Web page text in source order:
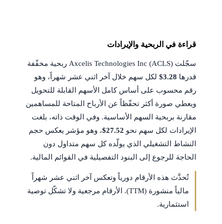
قراءة في الربحية والإيرادات
سجّلت Axcelis Technologies Inc (ACLS) ربحية مخفّفة
قدرها $3.28لكل سهم خلال آخر اثني عشر شهراً، وهو
رقم محسوب على أساس كامل الأسهم القابلة للتحويل
ويعطي صورة أكثر تحفّظاً عن الأرباح المتاحة للمساهمين
مقارنة بربحية السهم الأساسية. وفي الوقت ذاته، بلغت
الإيرادات لكل سهم نحو $27.52، وهو مؤشر يعكس حجم
النشاط التشغيلي الذي يولّده كل سهم متداول دون
الحاجة للرجوع إلى البنود التفصيلية في القوائم المالية.
تُحدَّث هذه الأرقام دورياً وتعكس آخر اثني عشر شهراً
مالياً منشورة (TTM). الأرقام مرجعية ولا تشكّل توصية
استثمارية.